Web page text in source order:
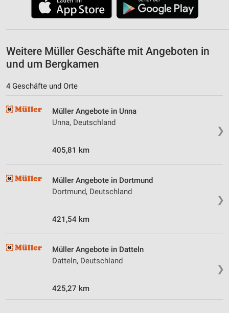
Weitere Müller Geschäfte mit Angeboten in
und um Bergkamen
4 Geschäfte und Orte
❯
Müller Angebote in Unna
Unna, Deutschland
405,81 km
❯
Müller Angebote in Dortmund
Dortmund, Deutschland
421,54 km
❯
Müller Angebote in Datteln
Datteln, Deutschland
425,27 km
IAB-Besonderheiten:
Verwendung genauer Standortdaten
Informationen identifizieren
Nicht-IAB-Verarbeitungszwecke:
Notwendig